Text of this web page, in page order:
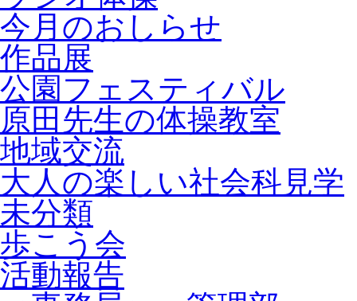
今月のおしらせ
作品展
公園フェスティバル
原田先生の体操教室
地域交流
大人の楽しい社会科見学
未分類
歩こう会
活動報告